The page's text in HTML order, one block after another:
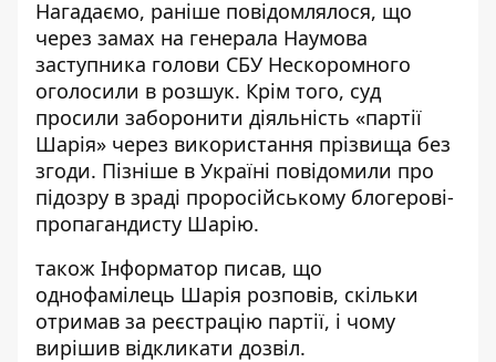
Нагадаємо, раніше повідомлялося, що
через замах на генерала Наумова
заступника голови СБУ Нескоромного
оголосили в розшук. Крім того, суд
просили заборонити діяльність «партії
Шарія» через використання прізвища без
згоди. Пізніше в Україні повідомили про
підозру в зраді проросійському блогерові-
пропагандисту Шарію.
також Інформатор писав, що
однофамілець Шарія розповів, скільки
отримав за реєстрацію партії, і чому
вирішив відкликати дозвіл.